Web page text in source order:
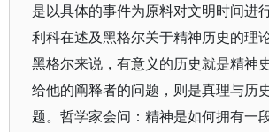
是以具体的事件为原料对文明时间进
利科在述及黑格尔关于精神历史的理
黑格尔来说，有意义的历史就是精神
给他的阐释者的问题，则是真理与历
题。哲学家会问：精神是如何拥有一